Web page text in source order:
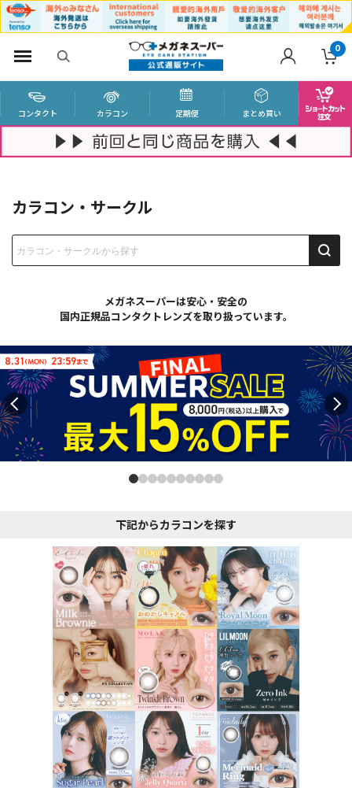
0
コンタクト カラコン 定期便 まとめ買い
カラコン・サークル
メガネスーパーは安心・安全の
国内正規品コンタクトレンズを取り扱っています。
下記からカラコンを探す